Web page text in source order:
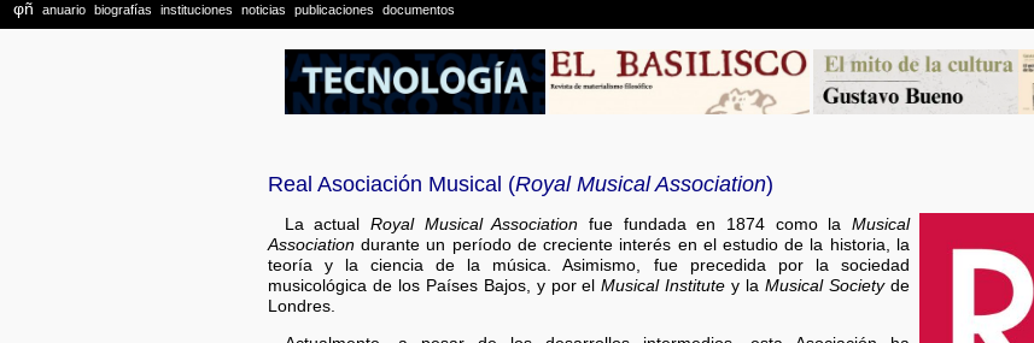
Real Asociación Musical (Royal Musical Association)
La actual Royal Musical Association fue fundada en 1874 como la Musical
Association durante un período de creciente interés en el estudio de la historia, la
teoría y la ciencia de la música. Asimismo, fue precedida por la sociedad
musicológica de los Países Bajos, y por elMusical Institute y laMusical Societyde
Londres.